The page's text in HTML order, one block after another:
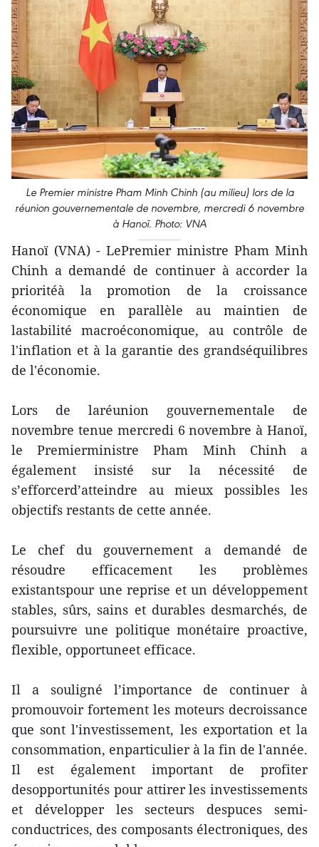
Le Premier ministre Pham Minh Chinh (au milieu) lors de la
réunion gouvernementale de novembre, mercredi 6 novembre
à Hanoï. Photo: VNA
Hanoï (VNA) - LePremier ministre Pham Minh
Chinh a demandé de continuer à accorder la
prioritéà la promotion de la croissance
économique en parallèle au maintien de
lastabilité macroéconomique, au contrôle de
l'inflation et à la garantie des grandséquilibres
de l'économie.
Lors de laréunion gouvernementale de
novembre tenue mercredi 6 novembre à Hanoï,
le Premierministre Pham Minh Chinh a
également insisté sur la nécessité de
s’efforcerd’atteindre au mieux possibles les
objectifs restants de cette année.
Le chef du gouvernement a demandé de
résoudre efficacement les problèmes
existantspour une reprise et un développement
stables, sûrs, sains et durables desmarchés, de
poursuivre une politique monétaire proactive,
flexible, opportuneet efficace.
Il a souligné l’importance de continuer à
promouvoir fortement les moteurs decroissance
que sont l'investissement, les exportation et la
consommation, enparticulier à la fin de l'année.
Il est également important de profiter
desopportunités pour attirer les investissements
et développer les secteurs despuces semi-
conductrices, des composants électroniques, des